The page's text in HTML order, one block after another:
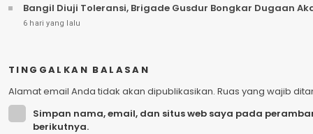
Bangil Diuji Toleransi, Brigade Gusdur Bongkar Dugaan
6 hari yang lalu
TINGGALKAN BALASAN
Alamat email Anda tidak akan dipublikasikan. Ruas yang wajib
Simpan nama, email, dan situs web saya pada
berikutnya.